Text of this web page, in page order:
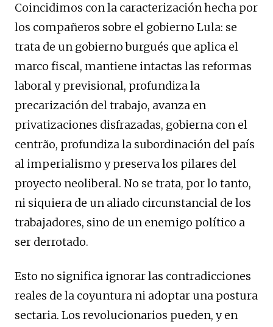
Coincidimos con la caracterización hecha por
los compañeros sobre el gobierno Lula: se
trata de un gobierno burgués que aplica el
marco fiscal, mantiene intactas las reformas
laboral y previsional, profundiza la
precarización del trabajo, avanza en
privatizaciones disfrazadas, gobierna con el
centrão, profundiza la subordinación del país
al imperialismo y preserva los pilares del
proyecto neoliberal. No se trata, por lo tanto,
ni siquiera de un aliado circunstancial de los
trabajadores, sino de un enemigo político a
ser derrotado.
Esto no significa ignorar las contradicciones
reales de la coyuntura ni adoptar una postura
sectaria. Los revolucionarios pueden, y en